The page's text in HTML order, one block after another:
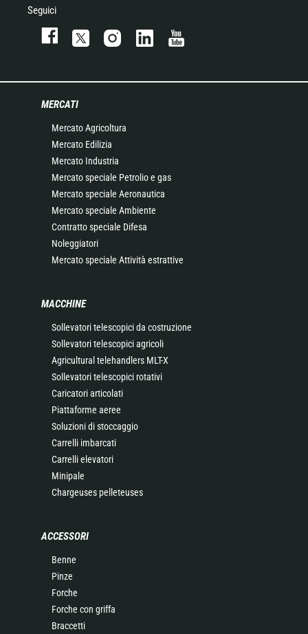
Seguici
MERCATI
Mercato Agricoltura
Mercato Edilizia
Mercato Industria
Mercato speciale Petrolio e gas
Mercato speciale Aeronautica
Mercato speciale Ambiente
Contratto speciale Difesa
Noleggiatori
Mercato speciale Attività estrattive
MACCHINE
Sollevatori telescopici da costruzione
Sollevatori telescopici agricoli
Agricultural telehandlers MLT-X
Sollevatori telescopici rotativi
Caricatori articolati
Piattaforme aeree
Soluzioni di stoccaggio
Carrelli imbarcati
Carrelli elevatori
Minipale
Chargeuses pelleteuses
ACCESSORI
Benne
Pinze
Forche
Forche con griffa
Braccetti